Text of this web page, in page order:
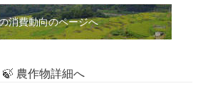
消費動向のページへ
🍃 農作物詳細へ